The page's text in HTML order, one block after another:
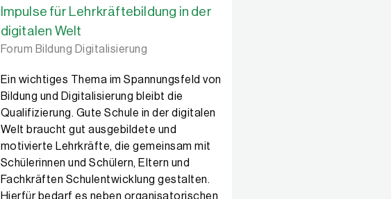
Impulse für Lehrkräftebildung in der
digitalen Welt
Forum Bildung Digitalisierung
Ein wichtiges Thema im Spannungsfeld von
Bildung und Digitalisierung bleibt die
Qualifizierung. Gute Schule in der digitalen
Welt braucht gut ausgebildete und
motivierte Lehrkräfte, die gemeinsam mit
Schülerinnen und Schülern, Eltern und
Fachkräften Schulentwicklung gestalten.
Hierfür bedarf es neben organisatorischen